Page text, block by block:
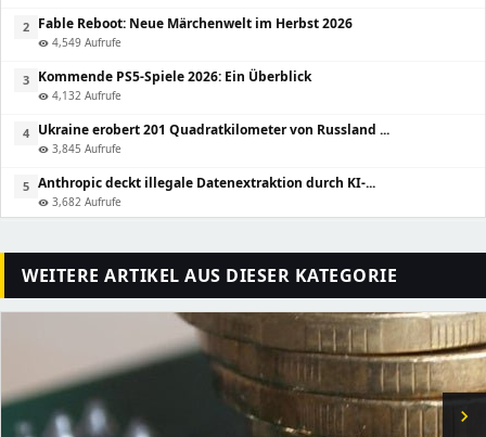
2 Fable Reboot: Neue Märchenwelt im Herbst 2026
visibility 4,549 Aufrufe
3 Kommende PS5-Spiele 2026: Ein Überblick
visibility 4,132 Aufrufe
4 Ukraine erobert 201 Quadratkilometer von Russland ...
visibility 3,845 Aufrufe
5 Anthropic deckt illegale Datenextraktion durch KI-...
visibility 3,682 Aufrufe
WEITERE ARTIKEL AUS DIESER KATEGORIE
chevron_right